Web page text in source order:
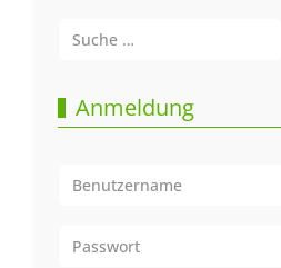
Anmeldung